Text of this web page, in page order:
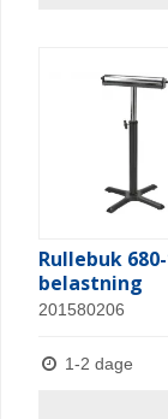
Rullebuk
belastning
201580206
1-2 dage